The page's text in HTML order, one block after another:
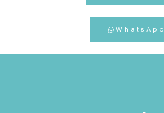
WhatsApp